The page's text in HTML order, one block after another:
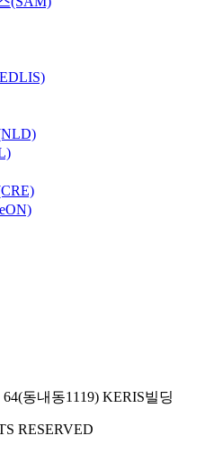
동내동1119) KERIS빌딩
RESERVED